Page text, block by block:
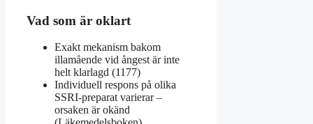
Vad som är oklart
Exakt mekanism bakom
illamående vid ångest är inte
helt klarlagd (1177)
Individuell respons på olika
SSRI-preparat varierar –
orsaken är okänd